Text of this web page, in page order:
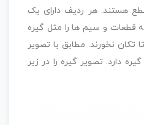
قطع هستند. هر ردیف دارای یک
قطعات و سیم ها را مثل گیره
تکان نخورند. مطابق با تصویر
سمت چپ هر ردیف فلزی 5 گیره دارد. تصویر گیره را در زیر